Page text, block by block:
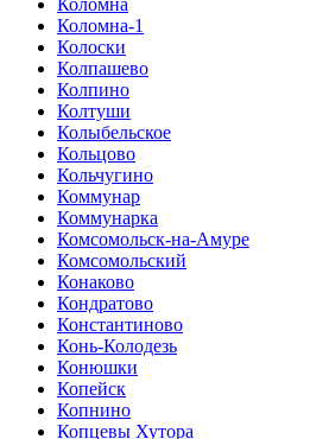
Коломна-1
Колоски
Колпашево
Колпино
Колтуши
Колыбельское
Кольцово
Кольчугино
Коммунар
Коммунарка
Комсомольск-на-Амуре
Комсомольский
Конаково
Кондратово
Константиново
Конь-Колодезь
Конюшки
Копейск
Копнино
Копцевы Хутора